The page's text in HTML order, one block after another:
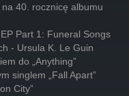
40. rocznicę albumu
Part 1: Funeral Songs
- Ursula K. Le Guin
do „Anything”
singlem „Fall Apart”
City”